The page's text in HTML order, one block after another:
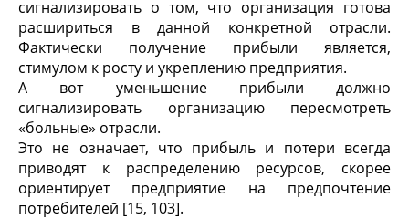
сигнализировать о том, что организация готова
расшириться в данной конкретной отрасли.
Фактически получение прибыли является,
стимулом к росту и укреплению предприятия.
А вот уменьшение прибыли должно
сигнализировать организацию пересмотреть
«больные» отрасли.
Это не означает, что прибыль и потери всегда
приводят к распределению ресурсов, скорее
ориентирует предприятие на предпочтение
потребителей [15, 103].